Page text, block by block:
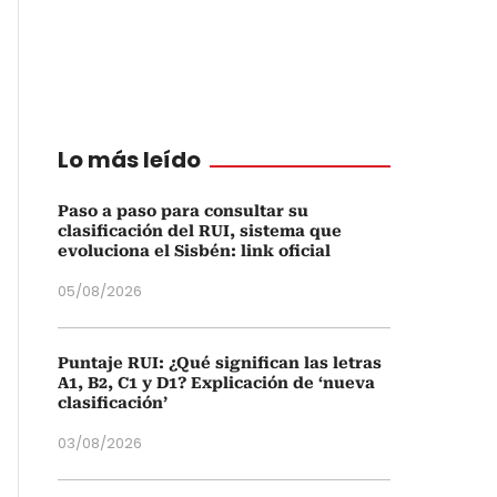
Lo más leído
Paso a paso para consultar su
clasificación del RUI, sistema que
evoluciona el Sisbén: link oficial
05/08/2026
Puntaje RUI: ¿Qué significan las letras
A1, B2, C1 y D1? Explicación de ‘nueva
clasificación’
03/08/2026